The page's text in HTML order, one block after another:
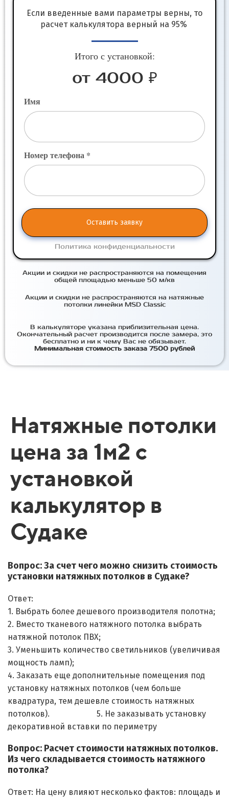
Если введенные вами параметры верны, то
расчет калькулятора верный на 95%
Итого с установкой:
от 4000 ₽
Имя
Номер телефона *
Оставить заявку
Политика конфиденциальности
Акции и скидки не распространяются на помещения
общей площадью меньше 50 м/кв
Акции и скидки не распространяются на натяжные
потолки линейки MSD Classic
В калькуляторе указана приблизительная цена.
Окончательный расчет производится после замера, это
бесплатно и ни к чему Вас не обязывает.
Минимальная стоимость заказа 7500 рублей
Натяжные потолки
цена за 1м2 с
установкой
калькулятор в
Судаке
Вопрос: За счет чего можно снизить стоимость
установки натяжных потолков в Судаке?
Ответ:
1. Выбрать более дешевого производителя полотна;
2. Вместо тканевого натяжного потолка выбрать
натяжной потолок ПВХ;
3. Уменьшить количество светильников (увеличивая
мощность ламп);
4. Заказать еще дополнительные помещения под
установку натяжных потолков (чем больше
квадратура, тем дешевле стоимость натяжных
потолков). 5. Не заказывать установку
декоративной вставки по периметру
Вопрос: Расчет стоимости натяжных потолков.
Из чего складывается стоимость натяжного
потолка?
Ответ: На цену влияют несколько фактов: площадь и